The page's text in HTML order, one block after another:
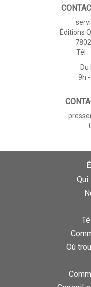
Éditions
Tél
9h
Qui
Où